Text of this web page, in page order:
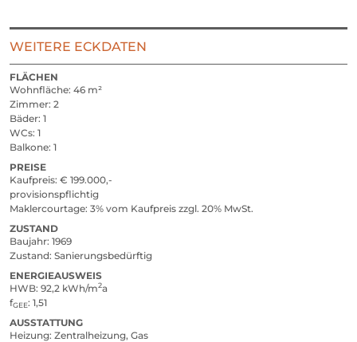
WEITERE ECKDATEN
FLÄCHEN
Wohnfläche 46 m²
Zimmer 2
Bäder 1
WCs 1
Balkone 1
PREISE
Kaufpreis € 199.000,-
provisionspflichtig
ja
Maklercourtage 3% vom Kaufpreis zzgl. 20% MwSt.
ZUSTAND
Baujahr 1969
Zustand Sanierungsbedürftig
ENERGIEAUSWEIS
HWB 92,2 kWh/m2a
fGEE 1,51
AUSSTATTUNG
Heizung Zentralheizung, Gas